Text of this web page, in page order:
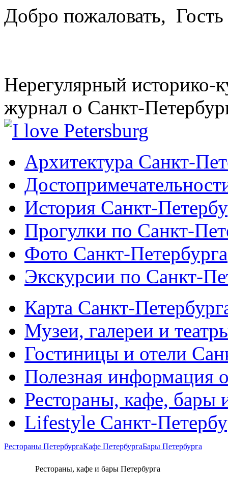
Добро пожаловать, Гость
Нерегулярный историко-
журнал о Санкт-
Архитектура Санкт-
История Санкт-
Прогулки по Санкт-
Фото Санкт-Петербурга
Экскурсии по Санкт-
Карта Санкт-
Музеи, галереи и
Гостиницы и отели
Полезная информация
Рестораны, кафе, бары
Lifestyle Санкт-
Рестораны ПетербургаКафе ПетербургаБары Петербурга
Рестораны, кафе и бары Петербурга